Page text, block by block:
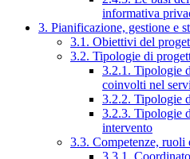
informativa
3. Pianificazione, gestione e
3.1. Obiettivi del
3.2. Tipologie di
3.2.1. Tipologie
coinvolti nel
3.2.2. Tipologie
3.2.3. Tipologie
intervento
3.3. Competenze,
3.3.1.